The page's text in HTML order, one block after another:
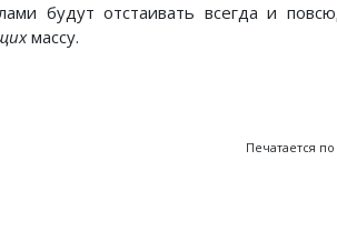
будут отстаивать всегда и
массу.
Печатается